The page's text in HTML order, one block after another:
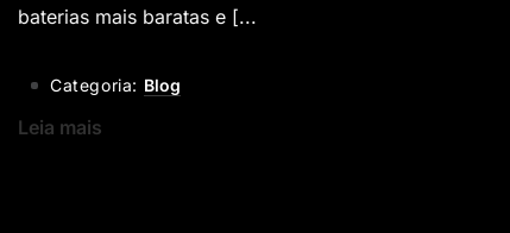
baterias mais baratas e [...
Categoria: Blog
Leia mais